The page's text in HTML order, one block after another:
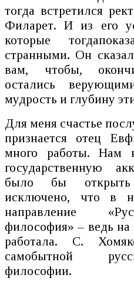
тогда встретился
Филарет. И из его
которые
странными. Он
вам, чтобы,
остались
мудрость и глубину
Для меня счастье
признается отец
много работы. Нам
государственную
было бы открыть
исключено, что в
направление
философия» – ведь
работала. С.
самобытной
философии.